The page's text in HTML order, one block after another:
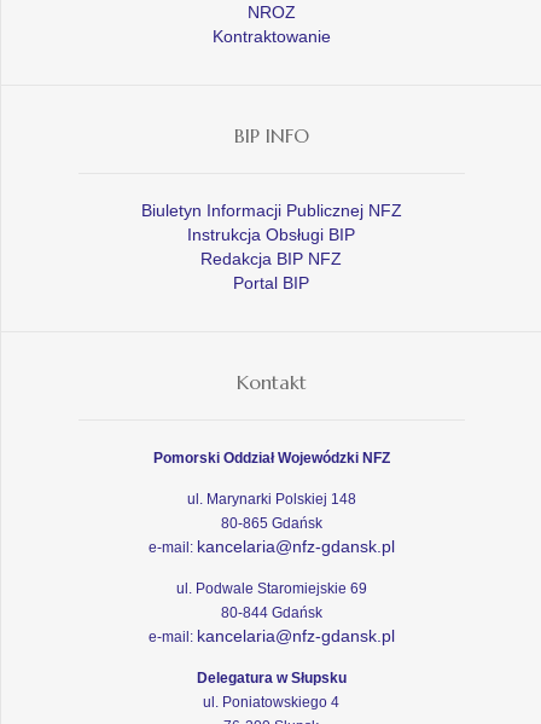
NROZ
Kontraktowanie
BIP INFO
Biuletyn Informacji Publicznej NFZ
Instrukcja Obsługi BIP
Redakcja BIP NFZ
Portal BIP
Kontakt
Pomorski Oddział Wojewódzki NFZ
ul. Marynarki Polskiej 148
80-865 Gdańsk
e-mail: kancelaria@nfz-gdansk.pl
ul. Podwale Staromiejskie 69
80-844 Gdańsk
e-mail: kancelaria@nfz-gdansk.pl
Delegatura w Słupsku
ul. Poniatowskiego 4